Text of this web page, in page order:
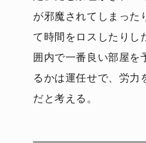
が邪魔されてしまった
て時間をロスしたりし
囲内で一番良い部屋を
るかは運任せで、労力
だと考える。